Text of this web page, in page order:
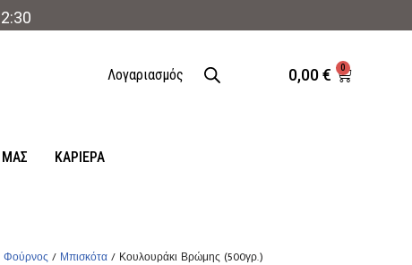
Λογαριασμός 0,00€ 0
ΚΑΡΙΈΡΑ
Φούρνος / Μπισκότα / Κουλουράκι Βρώμης (500γρ.)